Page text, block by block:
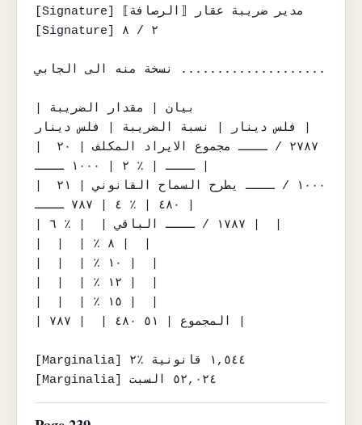
[Signature] مدير ضريبة عقار ⟦الرصافة⟧
[Signature] ٢ / ٨
نسخة منه الى الجابي ....................
فلس دينار | نسبة الضريبة | فلس دينار |
ــــ | ٪ ٢ | ١٠٠٠ ــــ |
٤٨٠ | ٪ ٤ | ٧٨٧ ــــ |
|  |  | ٪ ٨ |  |
|  |  | ٪ ١٠ |  |
|  |  | ٪ ١٢ |  |
|  |  | ٪ ١٥ |  |
[Marginalia] ١,٥٤٤ قانونية ٪٢
[Marginalia] ٥٢,٠٢٤ السبت